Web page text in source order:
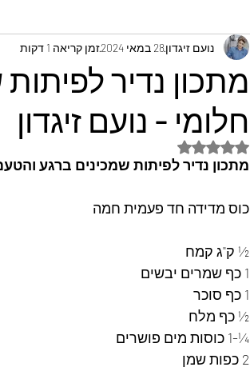
מתכון נדיר
חלומי - נועם זיגדון
נועם זיגדון28 במאי 2024 זמן קריאה 1 דקות
דירוג של NaN מתוך 5 כוכבים
מתכון נדיר לפיתות שמכינים ברגע
כוס מדידה חד פעמית חמה
½ ק"ג קמח
1 כף שמרים יבשים
1 כף סוכר
½ כף מלח
¼-1 כוסות מים פושרים
2 כפות שמן